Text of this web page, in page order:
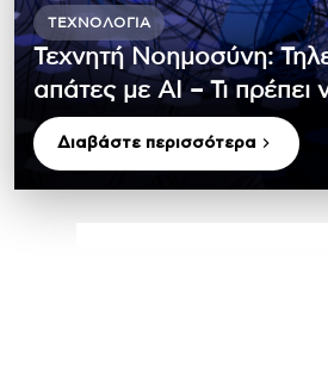
ΤΕΧΝΟΛΟΓΊΑ
Τεχνητή Νοημοσύνη:
απάτες με ΑΙ – Τι πρέπει
Διαβάστε περισσότερα